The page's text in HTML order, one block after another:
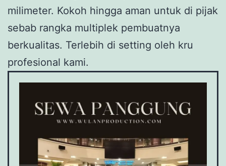
milimeter. Kokoh hingga aman untuk di pijak
sebab rangka multiplek pembuatnya
berkualitas. Terlebih di setting oleh kru
profesional kami.